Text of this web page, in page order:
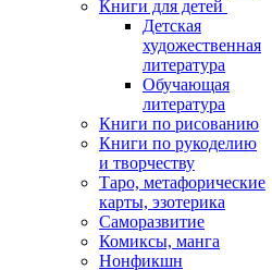
Книги для детей
Детская
художественная
литература
Обучающая
литература
Книги по рисованию
Книги по рукоделию
и творчеству
Таро, метафорические
карты, эзотерика
Саморазвитие
Комиксы, манга
Нонфикшн